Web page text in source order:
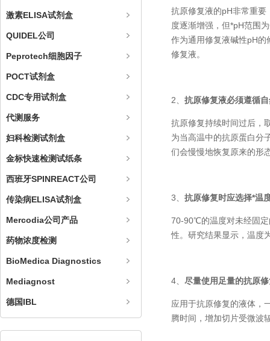
抗原修复液的pH非常重
度逐渐增强，但*pH范围
作为通用修复液碱性pH
修复液。
2、 抗原修复液必须遵循
抗原修复持续时间过后，
为当高温中的抗原蛋白分
们会慢慢地恢复原来的形
3、 抗原修复时应选择*温
70-90℃的温度对未经固
性。研究结果显示，温
4、 尽量使用足量的抗原
应用于抗原修复的液体，
腾时间，增加切片受微波
激素ELISA试剂盒
QUIDEL公司
Peprotech细胞因子
POCT试剂盒
CDC专用试剂盒
代测服务
妇科检测试剂盒
金标快速检测试纸条
西班牙SPINREACT公司
传染病ELISA试剂盒
Mercodia公司产品
药物浓度检测
BioMedica Diagnostics
Mediagnost
德国IBL